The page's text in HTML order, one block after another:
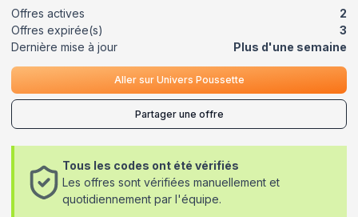
Offres actives
2
Offres expirée(s)
3
Dernière mise à jour
Plus d'une semaine
Aller sur Univers Poussette
Partager une offre
Tous les codes ont été vérifiés
Les offres sont vérifiées manuellement et
quotidiennement par l'équipe.